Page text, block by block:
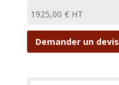
1925,00 € HT
Demander un devis